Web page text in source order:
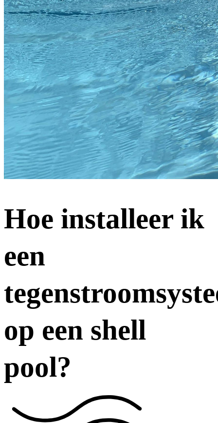
Hoe installeer ik
een
op een shell
pool?